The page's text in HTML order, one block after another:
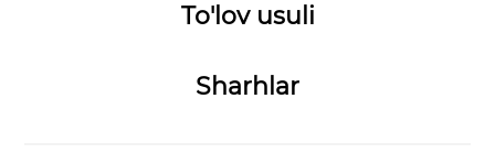
To'lov usuli
Sharhlar